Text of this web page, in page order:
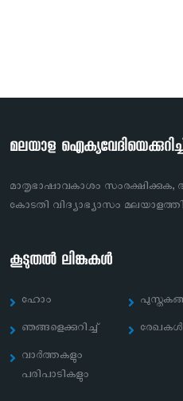
മലയാള
മാതൃഭാഷാവകാശം
കോടതി വിദ്യാഭ്യാസം
കൂടുതൽ ലിങ്കുകൾ
ഹോം
ഞങ്ങളെക്കുറിച്ച്‌
വാർത്തകളും
പരിപാടികളും
രേഖകൾ